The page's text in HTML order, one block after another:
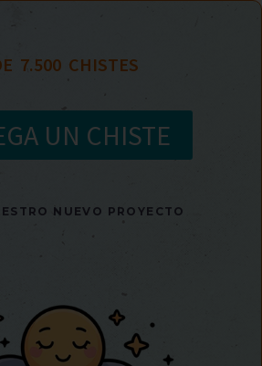
7.500
  CHISTES
UN CHISTE
NUEVO PROYECTO